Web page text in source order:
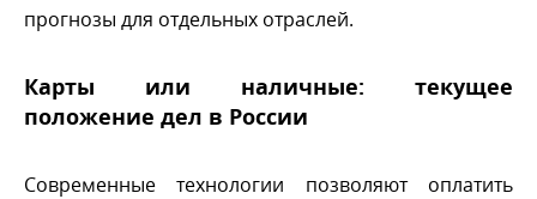
прогнозы для отдельных отраслей.
Карты или наличные: текущее
положение дел в России
Современные технологии позволяют оплатить